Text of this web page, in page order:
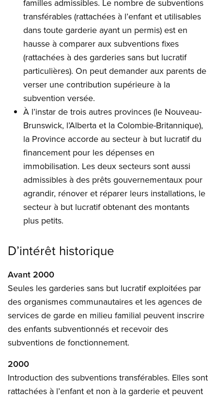
familles admissibles. Le nombre de subventions
transférables (rattachées à l’enfant et utilisables
dans toute garderie ayant un permis) est en
hausse à comparer aux subventions fixes
(rattachées à des garderies sans but lucratif
particulières). On peut demander aux parents de
verser une contribution supérieure à la
subvention versée.
À l’instar de trois autres provinces (le Nouveau-
Brunswick, l’Alberta et la Colombie-Britannique),
la Province accorde au secteur à but lucratif du
financement pour les dépenses en
immobilisation. Les deux secteurs sont aussi
admissibles à des prêts gouvernementaux pour
agrandir, rénover et réparer leurs installations, le
secteur à but lucratif obtenant des montants
plus petits.
D’intérêt historique
Avant 2000
Seules les garderies sans but lucratif exploitées par
des organismes communautaires et les agences de
services de garde en milieu familial peuvent inscrire
des enfants subventionnés et recevoir des
subventions de fonctionnement.
2000
Introduction des subventions transférables. Elles sont
rattachées à l’enfant et non à la garderie et peuvent